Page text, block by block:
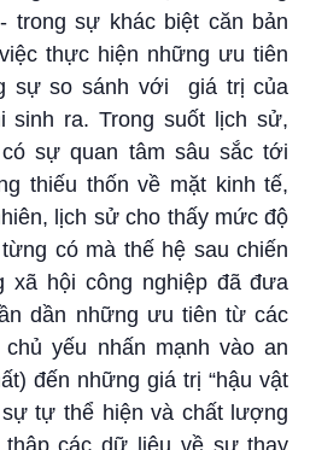
trong sự khác biệt căn bản
thực hiện những ưu tiên
sự so sánh với
giá trị của
sinh ra. Trong suốt lịch sử,
sự quan tâm sâu sắc tới
thiếu thốn về mặt kinh tế,
lịch sử cho thấy mức độ
có mà thế hệ sau chiến
xã hội công nghiệp đã đưa
dần những ưu tiên từ các
chủ yếu nhấn mạnh vào an
đến những giá trị “hậu vật
tự thể hiện và chất lượng